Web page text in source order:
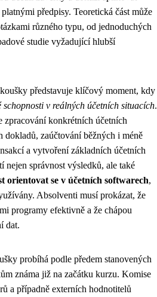
předpisy. Teoretická část může
různého typu, od jednoduchých
studie vyžadující hlubší
představuje klíčový moment, kdy
schopnosti v reálných účetních situacích.
zpracování konkrétních účetních
dokladů, zaúčtování běžných i méně
a vytvoření základních účetních
správnost výsledků, ale také
orientovat se v účetních softwarech,
Absolventi musí prokázat, že
programy efektivně a že chápou
dat.
probíhá podle předem stanovených
známa již na začátku kurzu. Komise
a případně externích hodnotitelů